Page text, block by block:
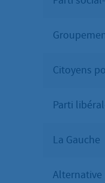
Citoyens
Parti
La Gauche